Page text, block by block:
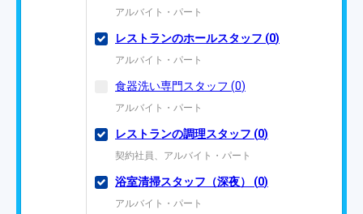
アルバイト・パート
レストランのホールスタッフ (0)
アルバイト・パート
食器洗い専門スタッフ (0)
アルバイト・パート
レストランの調理スタッフ (0)
契約社員、アルバイト・パート
浴室清掃スタッフ（深夜） (0)
アルバイト・パート